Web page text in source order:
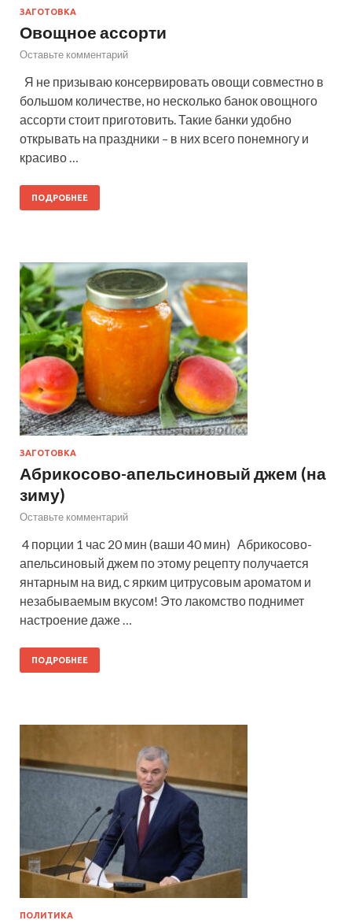
ЗАГОТОВКА
Овощное ассорти
Оставьте комментарий
Я не призываю консервировать овощи совместно в
большом количестве, но несколько банок овощного
ассорти стоит приготовить. Такие банки удобно
открывать на праздники – в них всего понемногу и
красиво …
ПОДРОБНЕЕ
ЗАГОТОВКА
Абрикосово-апельсиновый джем (на
зиму)
Оставьте комментарий
4 порции 1 час 20 мин (ваши 40 мин) Абрикосово-
апельсиновый джем по этому рецепту получается
янтарным на вид, с ярким цитрусовым ароматом и
незабываемым вкусом! Это лакомство поднимет
настроение даже …
ПОДРОБНЕЕ
ПОЛИТИКА